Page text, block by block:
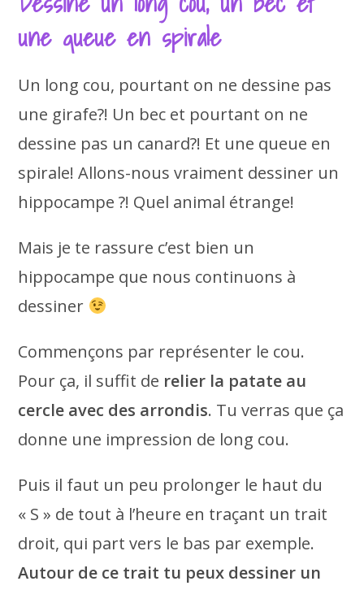
une queue en spirale
Un long cou, pourtant on ne dessine pas
une girafe?! Un bec et pourtant on ne
dessine pas un canard?! Et une queue en
spirale! Allons-nous vraiment dessiner un
hippocampe ?! Quel animal étrange!
Mais je te rassure c’est bien un
hippocampe que nous continuons à
dessiner
Commençons par représenter le cou.
Pour ça, il suffit de relier la patate au
cercle avec des arrondis. Tu verras que ça
donne une impression de long cou.
Puis il faut un peu prolonger le haut du
« S » de tout à l’heure en traçant un trait
droit, qui part vers le bas par exemple.
Autour de ce trait tu peux dessiner un